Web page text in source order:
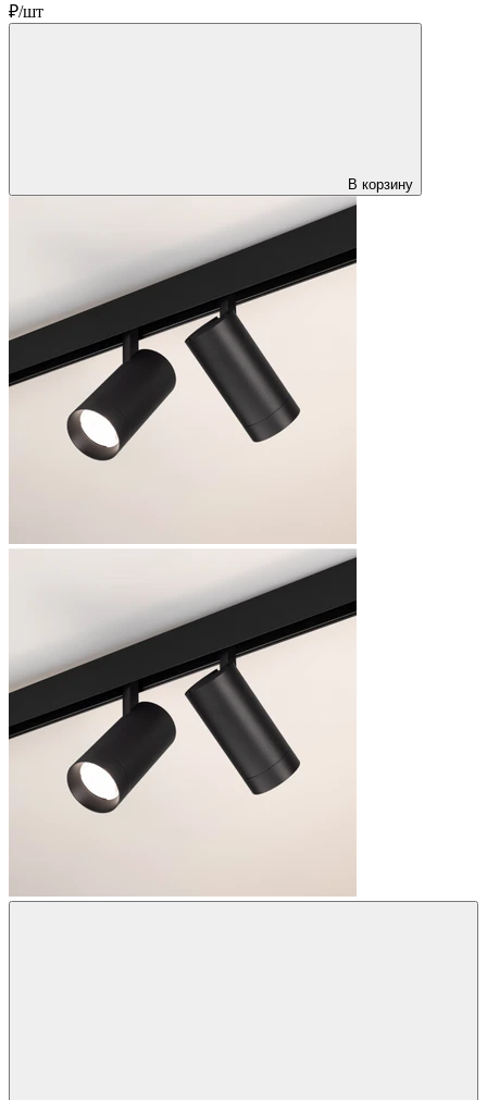
₽/шт
В корзину